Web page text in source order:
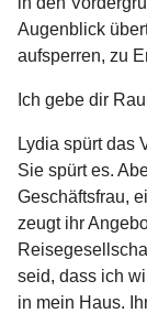
Augenblick
aufsperren, zu
Ich gebe dir
Lydia spürt das
Sie spürt es.
Geschäftsfrau,
zeugt ihr
seid, dass ich
in mein Haus.